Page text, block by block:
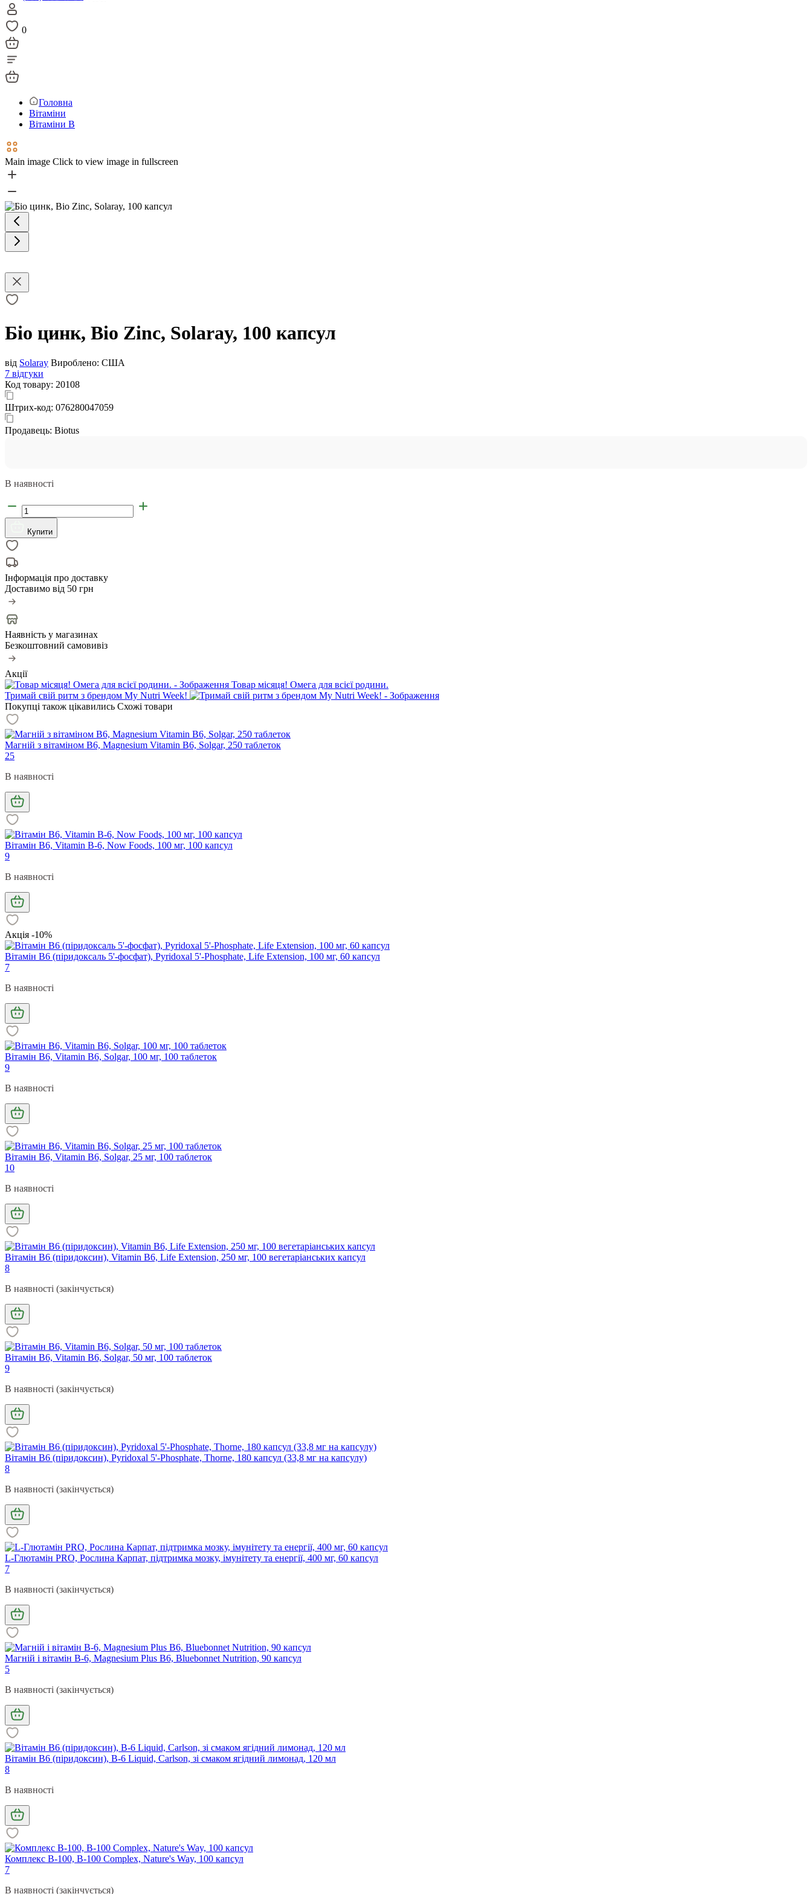
0
Головна
Вітаміни
Вітаміни В
Main image Click to view image in fullscreen
Біо цинк, Bio Zinc, Solaray, 100 капсул
від Solaray Вироблено: США
7 відгуки
Код товару: 20108
Штрих-код: 076280047059
Продавець: Biotus
В наявності
Купити
Інформація про доставку
Доставимо від 50 грн
Наявність у магазинах
Безкоштовний самовивіз
Акції
Товар місяця! Омега для всієї родини.
Тримай свій ритм з брендом My Nutri Week!
Покупці також цікавились Схожі товари
Магній з вітаміном В6, Magnesium Vitamin B6, Solgar, 250 таблеток
25
В наявності
Вітамін В6, Vitamin B-6, Now Foods, 100 мг, 100 капсул
9
В наявності
Акція -10%
Вітамін В6 (піридоксаль 5'-фосфат), Pyridoxal 5'-Phosphate, Life Extension, 100 мг, 60 капсул
7
В наявності
Вітамін В6, Vitamin B6, Solgar, 100 мг, 100 таблеток
9
В наявності
Вітамін В6, Vitamin B6, Solgar, 25 мг, 100 таблеток
10
В наявності
Вітамін В6 (піридоксин), Vitamin B6, Life Extension, 250 мг, 100 вегетаріанських капсул
8
В наявності (закінчується)
Вітамін В6, Vitamin B6, Solgar, 50 мг, 100 таблеток
9
В наявності (закінчується)
Вітамін В6 (піридоксин), Pyridoxal 5'-Phosphate, Thorne, 180 капсул (33,8 мг на капсулу)
8
В наявності (закінчується)
L-Глютамін PRO, Рослина Карпат, підтримка мозку, імунітету та енергії, 400 мг, 60 капсул
7
В наявності (закінчується)
Магній і вітамін В-6, Magnesium Plus B6, Bluebonnet Nutrition, 90 капсул
5
В наявності (закінчується)
Вітамін В6 (піридоксин), B-6 Liquid, Carlson, зі смаком ягідний лимонад, 120 мл
8
В наявності
Комплекс B-100, B-100 Complex, Nature's Way, 100 капсул
7
В наявності (закінчується)